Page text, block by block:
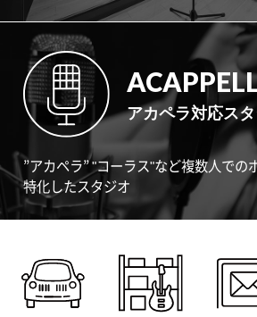
アカペラ対応ス
”アカペラ” "コーラス"など複数人での
特化したスタジオ